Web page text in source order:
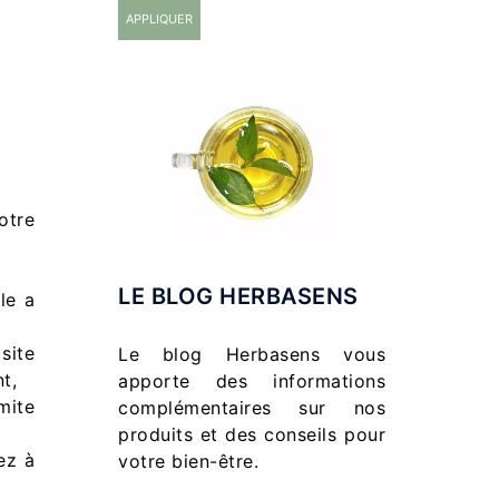
a
à
APPLIQUER
LE BLOG HERBASENS
Le blog Herbasens vous
apporte des informations
complémentaires sur nos
produits et des conseils pour
votre bien-être.